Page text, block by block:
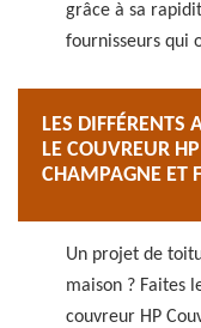
grâce à sa
fournisseurs qui
LES DIFFÉRENTS
LE COUVREUR
CHAMPAGNE ET
Un projet de
maison ? Faites
couvreur HP